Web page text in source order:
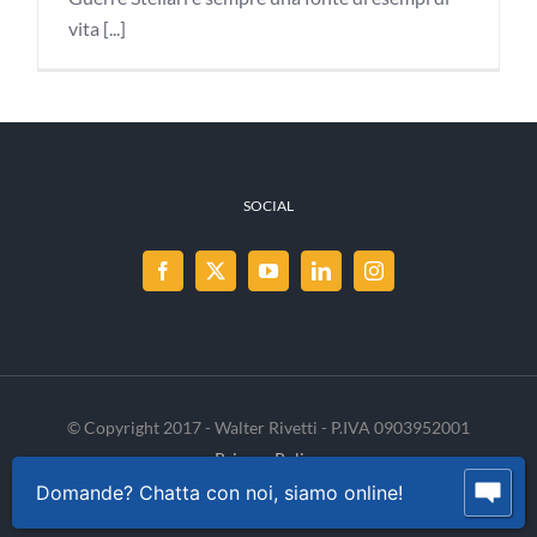
vita [...]
SOCIAL
© Copyright 2017 - Walter Rivetti - P.IVA 0903952001
Privacy Policy
Cookie Policy
INVENIA
Domande? Chatta con noi, siamo online!